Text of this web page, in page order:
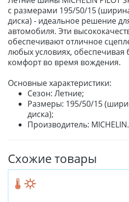
с размерами 195/50/15
диска) - идеальное решение
автомобиля. Эти
обеспечивают отличное
любых условиях, обеспечивая
комфорт во время вождения.
Основные характеристики:
Сезон: Летние;
Размеры: 195/50/15
диска);
Производитель: MICHELIN.
Схожие товары